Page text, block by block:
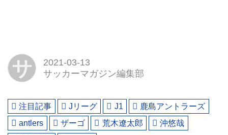
サ
2021-03-13
サッカーマガジン編集部
注目記事 Jリーグ J1
鹿島アントラーズ
antlers
ザーゴ 荒木遼太郎
沖悠哉